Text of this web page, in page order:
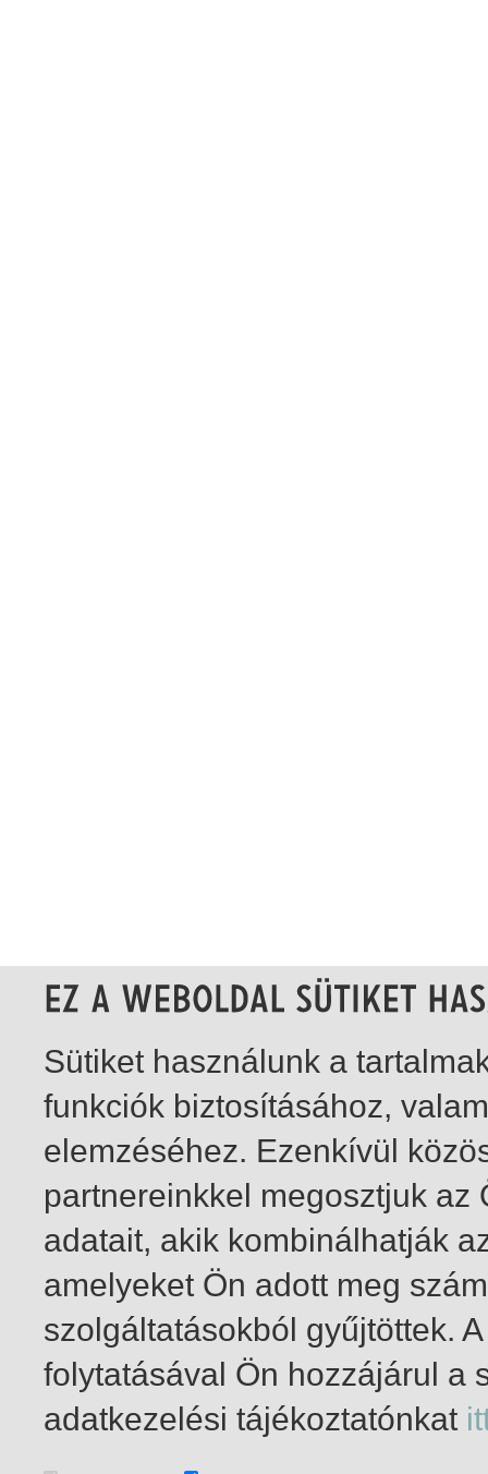
1-2 / total 2 hit
Sütiket használunk a
funkciók biztosításához,
elemzéséhez. Ezenkívül
partnereinkkel megosztjuk
adatait, akik kombinálhatják
amelyeket Ön adott meg
szolgáltatásokból gyűjtöttek.
folytatásával Ön hozzájárul a
adatkezelési tájékoztatónkat